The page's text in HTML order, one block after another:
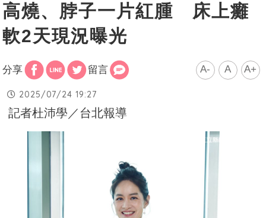
高燒、脖子一片紅腫 床上癱
軟2天現況曝光
分享 留言 A- A A+
2025/07/24 19:27
記者杜沛學／台北報導